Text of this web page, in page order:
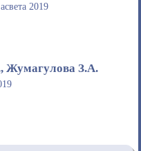
2019
Жумагулова З.А.